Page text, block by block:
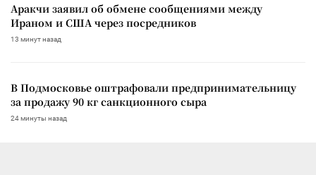
Аракчи заявил об обмене сообщениями между
Ираном и США через посредников
13 минут назад
В Подмосковье оштрафовали предпринимательницу
за продажу 90 кг санкционного сыра
24 минуты назад